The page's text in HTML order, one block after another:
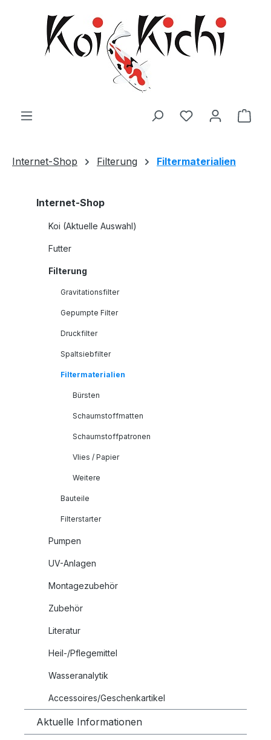
Zum Hauptinhalt springen
Internet-Shop Filterung Filtermaterialien
Internet-Shop
Koi (Aktuelle Auswahl)
Futter
Filterung
Gravitationsfilter
Gepumpte Filter
Druckfilter
Spaltsiebfilter
Filtermaterialien
Bürsten
Schaumstoffmatten
Schaumstoffpatronen
Vlies / Papier
Weitere
Bauteile
Filterstarter
Pumpen
UV-Anlagen
Montagezubehör
Zubehör
Literatur
Heil-/Pflegemittel
Wasseranalytik
Accessoires/Geschenkartikel
Aktuelle Informationen